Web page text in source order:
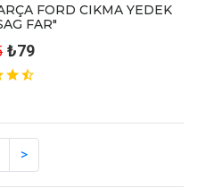
FORD CIKMA YEDEK
FAR"
₺79